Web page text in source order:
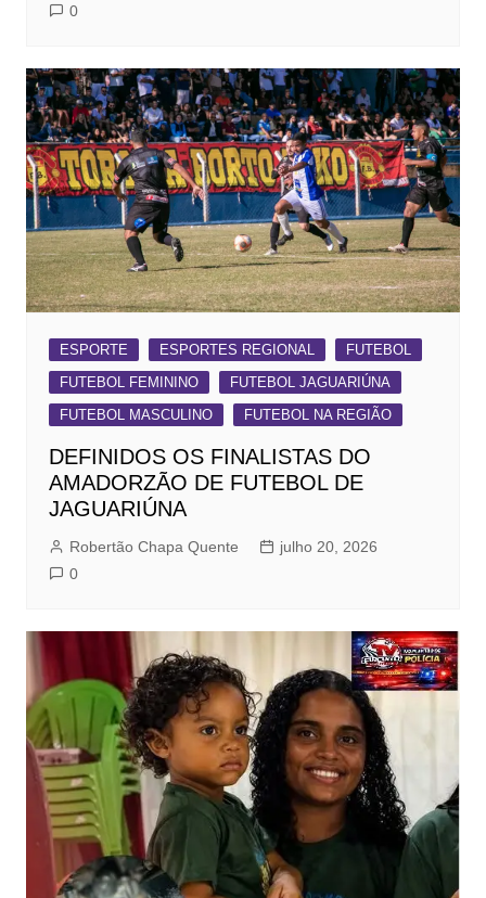
0
ESPORTE ESPORTES REGIONAL
FUTEBOL
FUTEBOL FEMININO
FUTEBOL JAGUARIÚNA
FUTEBOL MASCULINO
FUTEBOL NA REGIÃO
DEFINIDOS OS FINALISTAS DO
AMADORZÃO DE FUTEBOL DE
JAGUARIÚNA
Robertão Chapa Quente
julho 20, 2026
0